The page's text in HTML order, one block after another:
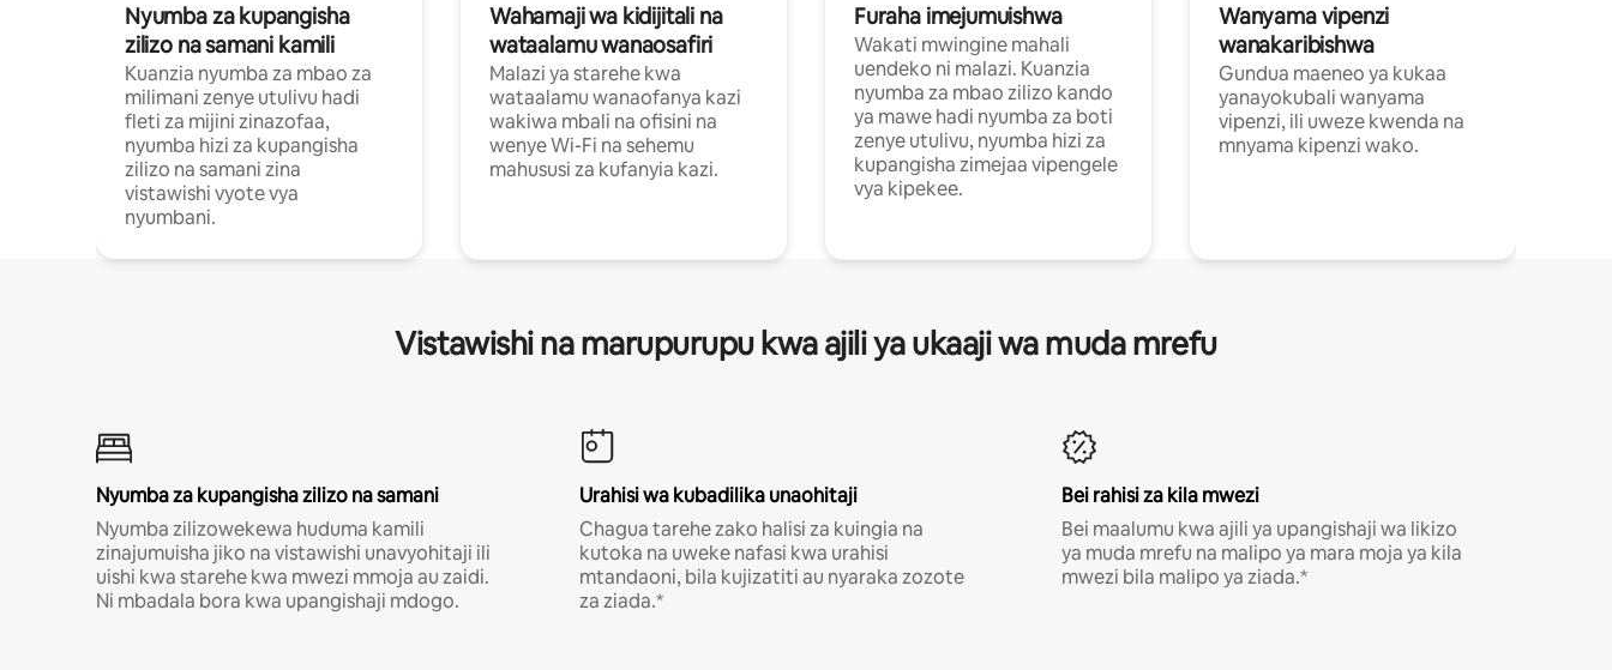
Nyumba za kupangisha
zilizo na samani kamili
Kuanzia nyumba za mbao za
milimani zenye utulivu hadi
fleti za mijini zinazofaa,
nyumba hizi za kupangisha
zilizo na samani zina
vistawishi vyote vya
nyumbani.
Wahamaji wa kidijitali na
wataalamu wanaosafiri
Malazi ya starehe kwa
wataalamu wanaofanya kazi
wakiwa mbali na ofisini na
wenye Wi-Fi na sehemu
mahususi za kufanyia kazi.
Furaha imejumuishwa
Wakati mwingine mahali
uendeko ni malazi. Kuanzia
nyumba za mbao zilizo kando
ya mawe hadi nyumba za boti
zenye utulivu, nyumba hizi za
kupangisha zimejaa vipengele
vya kipekee.
Wanyama vipenzi
wanakaribishwa
Gundua maeneo ya kukaa
yanayokubali wanyama
vipenzi, ili uweze kwenda na
mnyama kipenzi wako.
Vistawishi na marupurupu kwa ajili ya ukaaji wa muda mrefu
Nyumba za kupangisha zilizo na samani
Nyumba zilizowekewa huduma kamili
zinajumuisha jiko na vistawishi unavyohitaji ili
uishi kwa starehe kwa mwezi mmoja au zaidi.
Ni mbadala bora kwa upangishaji mdogo.
Urahisi wa kubadilika unaohitaji
Chagua tarehe zako halisi za kuingia na
kutoka na uweke nafasi kwa urahisi
mtandaoni, bila kujizatiti au nyaraka zozote
za ziada.*
Bei rahisi za kila mwezi
Bei maalumu kwa ajili ya upangishaji wa likizo
ya muda mrefu na malipo ya mara moja ya kila
mwezi bila malipo ya ziada.*